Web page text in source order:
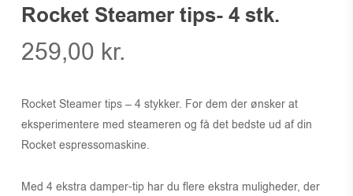
Rocket Steamer tips- 4 stk.
259,00 kr.
Rocket Steamer tips – 4 stykker. For dem der ønsker at
eksperimentere med steameren og få det bedste ud af din
Rocket espressomaskine.
Med 4 ekstra damper-tip har du flere ekstra muligheder, der